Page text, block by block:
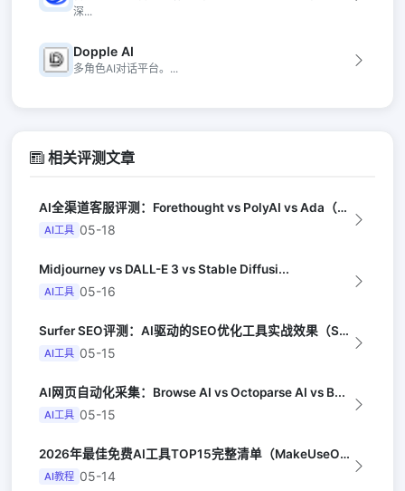
深...
Dopple AI
多角色AI对话平台。...
相关评测文章
AI全渠道客服评测：Forethought vs PolyAI vs Ada（G...
AI工具 05-18
Midjourney vs DALL-E 3 vs Stable Diffusi...
AI工具 05-16
Surfer SEO评测：AI驱动的SEO优化工具实战效果（Search Eng...
AI工具 05-15
AI网页自动化采集：Browse AI vs Octoparse AI vs B...
AI工具 05-15
2026年最佳免费AI工具TOP15完整清单（MakeUseOf）
AI教程 05-14